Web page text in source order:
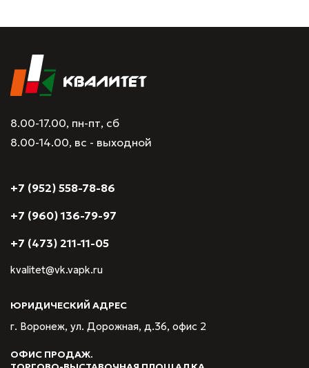
8.00-17.00, пн-пт, сб
8.00-14.00, вс - выходной
+7 (952) 558-78-86
+7 (960) 136-79-97
+7 (473) 211-11-05
kvalitet@vk.vapk.ru
ЮРИДИЧЕСКИЙ АДРЕС
г. Воронеж, ул. Дорожная, д.36, офис 2
ОФИС ПРОДАЖ.